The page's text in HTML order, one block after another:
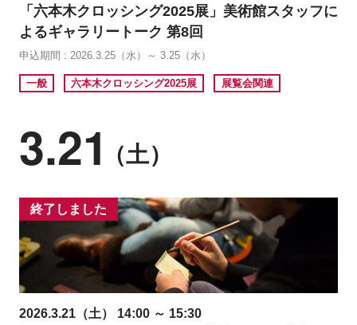
「六本木クロッシング2025展」美術館スタッフに
よるギャラリートーク 第8回
申込期間 : 2026.3.25（水）～ 3.25（水）
一般 六本木クロッシング2025展 展覧会関連
3.21 （土）
終了しました
2026.3.21（土） 14:00 ～ 15:30